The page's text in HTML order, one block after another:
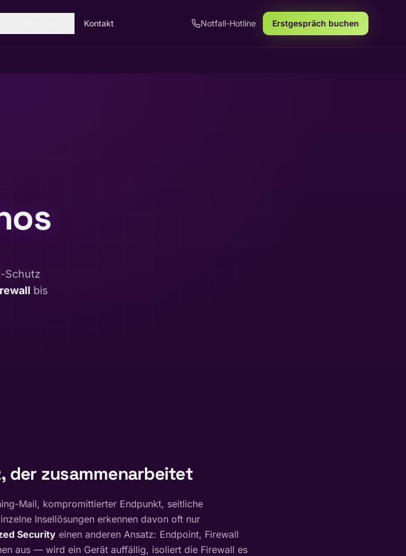
Kontakt Notfall-Hotline Erstgespräch buchen
Schutz
bis
der zusammenarbeitet
Mail, kompromittierter Endpunkt, seitliche
Insellösungen erkennen davon oft nur
Security einen anderen Ansatz: Endpoint, Firewall
aus — wird ein Gerät auffällig, isoliert die Firewall es